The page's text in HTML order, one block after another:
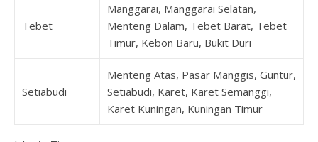
Tebet
Manggarai, Manggarai Selatan,
Menteng Dalam, Tebet Barat, Tebet
Timur, Kebon Baru, Bukit Duri
Setiabudi
Menteng Atas, Pasar Manggis, Guntur,
Setiabudi, Karet, Karet Semanggi,
Karet Kuningan, Kuningan Timur